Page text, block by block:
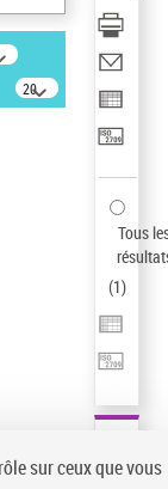
20
résultats/page
Tous
(1)
sur ceux que vous